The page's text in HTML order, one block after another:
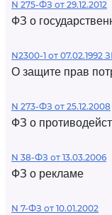
N 275-ФЗ от 29.12.2012
ФЗ о
N2300-1 от 07.02.1992
О защите прав
N 273-ФЗ от 25.12.2008
ФЗ о
N 38-ФЗ от 13.03.2006
ФЗ о рекламе
N 7-ФЗ от 10.01.2002